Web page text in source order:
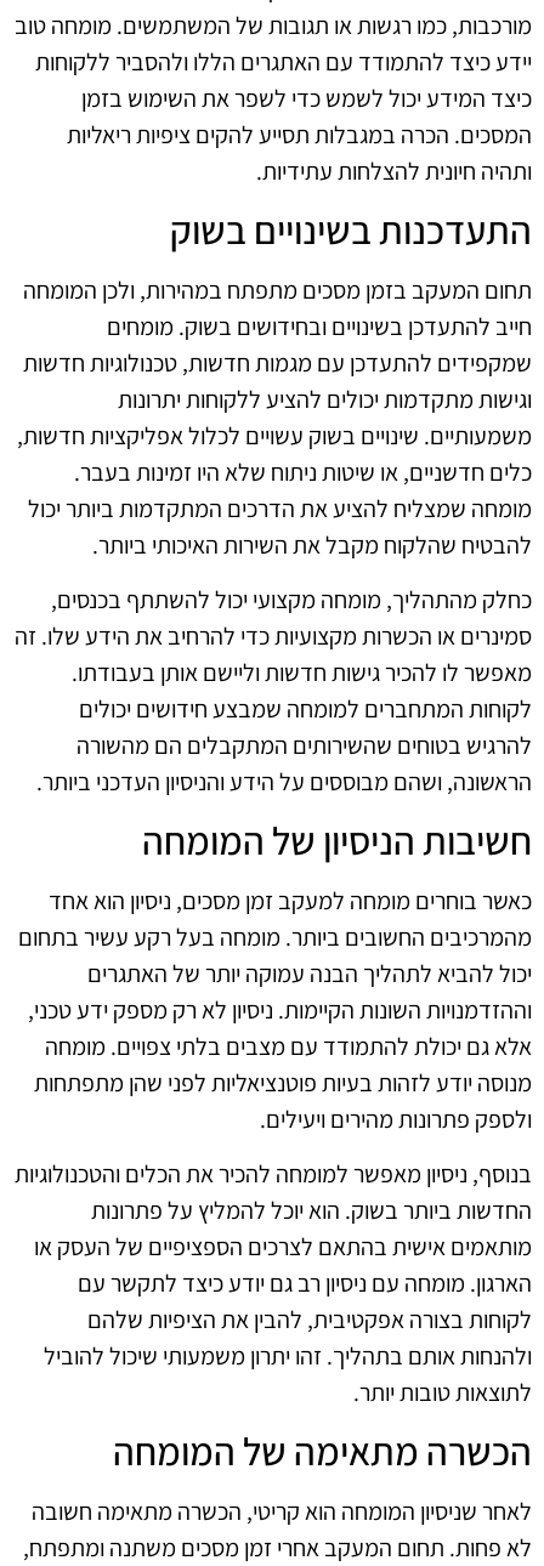
מורכבות, כמו רגשות או תגובות של המשתמשים. מומחה טוב
יידע כיצד להתמודד עם האתגרים הללו ולהסביר ללקוחות
כיצד המידע יכול לשמש כדי לשפר את השימוש בזמן
המסכים. הכרה במגבלות תסייע להקים ציפיות ריאליות
ותהיה חיונית להצלחות עתידיות.
התעדכנות בשינויים בשוק
תחום המעקב בזמן מסכים מתפתח במהירות, ולכן המומחה
חייב להתעדכן בשינויים ובחידושים בשוק. מומחים
שמקפידים להתעדכן עם מגמות חדשות, טכנולוגיות חדשות
וגישות מתקדמות יכולים להציע ללקוחות יתרונות
משמעותיים. שינויים בשוק עשויים לכלול אפליקציות חדשות,
כלים חדשניים, או שיטות ניתוח שלא היו זמינות בעבר.
מומחה שמצליח להציע את הדרכים המתקדמות ביותר יכול
להבטיח שהלקוח מקבל את השירות האיכותי ביותר.
כחלק מהתהליך, מומחה מקצועי יכול להשתתף בכנסים,
סמינרים או הכשרות מקצועיות כדי להרחיב את הידע שלו. זה
מאפשר לו להכיר גישות חדשות וליישם אותן בעבודתו.
לקוחות המתחברים למומחה שמבצע חידושים יכולים
להרגיש בטוחים שהשירותים המתקבלים הם מהשורה
הראשונה, ושהם מבוססים על הידע והניסיון העדכני ביותר.
חשיבות הניסיון של המומחה
כאשר בוחרים מומחה למעקב זמן מסכים, ניסיון הוא אחד
מהמרכיבים החשובים ביותר. מומחה בעל רקע עשיר בתחום
יכול להביא לתהליך הבנה עמוקה יותר של האתגרים
וההזדמנויות השונות הקיימות. ניסיון לא רק מספק ידע טכני,
אלא גם יכולת להתמודד עם מצבים בלתי צפויים. מומחה
מנוסה יודע לזהות בעיות פוטנציאליות לפני שהן מתפתחות
ולספק פתרונות מהירים ויעילים.
בנוסף, ניסיון מאפשר למומחה להכיר את הכלים והטכנולוגיות
החדשות ביותר בשוק. הוא יוכל להמליץ על פתרונות
מותאמים אישית בהתאם לצרכים הספציפיים של העסק או
הארגון. מומחה עם ניסיון רב גם יודע כיצד לתקשר עם
לקוחות בצורה אפקטיבית, להבין את הציפיות שלהם
ולהנחות אותם בתהליך. זהו יתרון משמעותי שיכול להוביל
לתוצאות טובות יותר.
הכשרה מתאימה של המומחה
לאחר שניסיון המומחה הוא קריטי, הכשרה מתאימה חשובה
לא פחות. תחום המעקב אחרי זמן מסכים משתנה ומתפתח,